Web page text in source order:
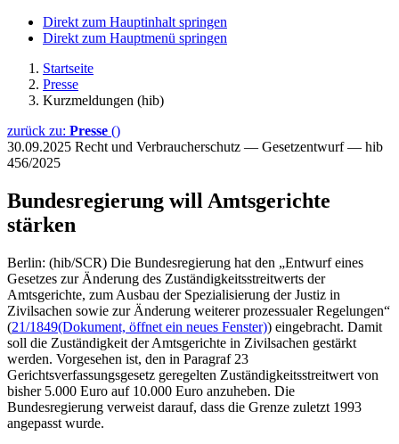
Direkt zum Hauptinhalt springen
Direkt zum Hauptmenü springen
Startseite
Presse
Kurzmeldungen (hib)
zurück zu: Presse ()
30.09.2025 Recht und Verbraucherschutz — Gesetzentwurf — hib
456/2025
Bundesregierung will Amtsgerichte
stärken
Berlin: (hib/SCR) Die Bundesregierung hat den „Entwurf eines
Gesetzes zur Änderung des Zuständigkeitsstreitwerts der
Amtsgerichte, zum Ausbau der Spezialisierung der Justiz in
Zivilsachen sowie zur Änderung weiterer prozessualer Regelungen“
(21/1849(Dokument, öffnet ein neues Fenster)) eingebracht. Damit
soll die Zuständigkeit der Amtsgerichte in Zivilsachen gestärkt
werden. Vorgesehen ist, den in Paragraf 23
Gerichtsverfassungsgesetz geregelten Zuständigkeitsstreitwert von
bisher 5.000 Euro auf 10.000 Euro anzuheben. Die
Bundesregierung verweist darauf, dass die Grenze zuletzt 1993
angepasst wurde.